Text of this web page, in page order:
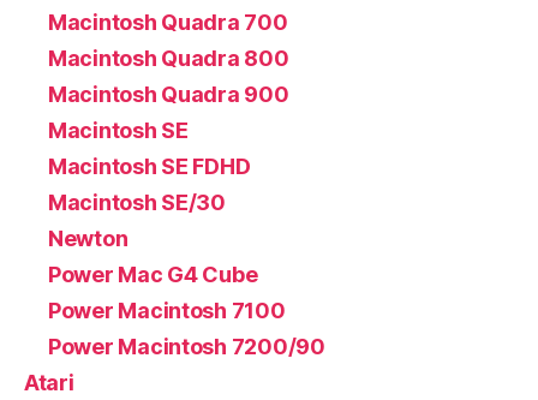
Macintosh Quadra 700
Macintosh Quadra 800
Macintosh Quadra 900
Macintosh SE
Macintosh SE FDHD
Macintosh SE/30
Newton
Power Mac G4 Cube
Power Macintosh 7100
Power Macintosh 7200/90
Atari